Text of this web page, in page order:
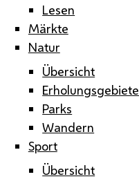
Lesen
Märkte
Natur
Übersicht
Erholungsgebiete
Parks
Wandern
Sport
Übersicht